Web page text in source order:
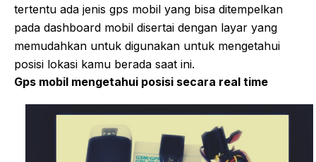
tertentu ada jenis gps mobil yang bisa ditempelkan
pada dashboard mobil disertai dengan layar yang
memudahkan untuk digunakan untuk mengetahui
posisi lokasi kamu berada saat ini.
Gps mobil mengetahui posisi secara real time